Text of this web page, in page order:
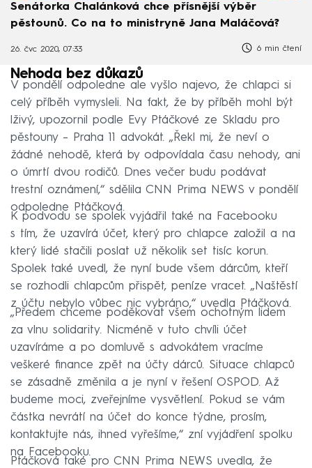
Senátorka Chalánková chce přísnější výběr
pěstounů. Co na to ministryně Jana Maláčová?
26. čvc 2020, 07:33 6 min čtení
Nehoda bez důkazů
V pondělí odpoledne ale vyšlo najevo, že chlapci si
celý příběh vymysleli. Na fakt, že by příběh mohl být
lživý, upozornil podle Evy Ptáčkové ze Skladu pro
pěstouny – Praha 11 advokát. „Řekl mi, že neví o
žádné nehodě, která by odpovídala času nehody, ani
o úmrtí dvou rodičů. Dnes večer budu podávat
trestní oznámení,“ sdělila CNN Prima NEWS v pondělí
odpoledne Ptáčková.
K podvodu se spolek vyjádřil také na Facebooku
s tím, že uzavírá účet, který pro chlapce založil a na
který lidé stačili poslat už několik set tisíc korun.
Spolek také uvedl, že nyní bude všem dárcům, kteří
se rozhodli chlapcům přispět, peníze vracet. „Naštěstí
z účtu nebylo vůbec nic vybráno,“ uvedla Ptáčková.
„Předem chceme poděkovat všem ochotným lidem
za vlnu solidarity. Nicméně v tuto chvíli účet
uzavíráme a po domluvě s advokátem vracíme
veškeré finance zpět na účty dárců. Situace chlapců
se zásadně změnila a je nyní v řešení OSPOD. Až
budeme moci, zveřejníme vysvětlení. Pokud se vám
částka nevrátí na účet do konce týdne, prosím,
kontaktujte nás, ihned vyřešíme,“ zní vyjádření spolku
na Facebooku.
Ptáčková také pro CNN Prima NEWS uvedla, že